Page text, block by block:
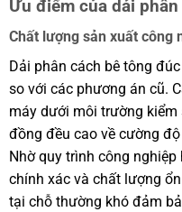
Ưu điểm của dải
Chất lượng sản xuất công
Dải phân cách bê tông
so với các phương án cũ.
máy dưới môi trường
đồng đều cao về cường
Nhờ quy trình công
chính xác và chất lượng
tại chỗ thường khó đảm